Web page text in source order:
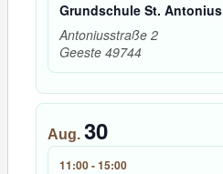
Grundschule St. Antonius
Antoniusstraße 2
Geeste 49744
Aug. 30
11:00-15:00